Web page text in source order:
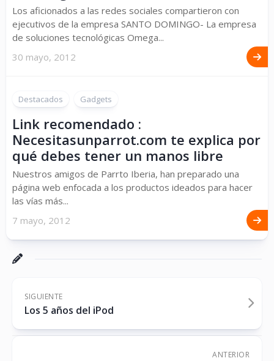
Los aficionados a las redes sociales compartieron con
ejecutivos de la empresa SANTO DOMINGO- La empresa
de soluciones tecnológicas Omega...
30 mayo, 2012
Destacados Gadgets
Link recomendado :
Necesitasunparrot.com te explica por
qué debes tener un manos libre
Nuestros amigos de Parrto Iberia, han preparado una
página web enfocada a los productos ideados para hacer
las vías más...
7 mayo, 2012
SIGUIENTE
Los 5 años del iPod
ANTERIOR